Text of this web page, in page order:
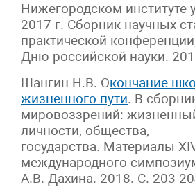
Нижегородском институте
2017 г. Сборник научных
практической
Дню российской науки.
Шангин Н.В. Окончание
жизненного пути. В
мировоззрений:
личности, общества,
государства. Материалы
международного
А.В. Дахина. 2018. С. 203-